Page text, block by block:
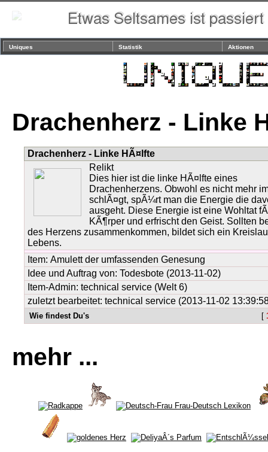
Uniques Statistik Aktionen
Drachenherz - Linke
Drachenherz - Linke HÃ¤lfte
Relikt
Dies hier ist die linke HÃ¤lfte eines
Drachenherzens. Obwohl es nicht mehr
schlÃ¤gt, spÃ¼rt man die Energie die
ausgeht. Diese Energie ist eine Wohltat
KÃ¶rper und erfrischt den Geist. Sollten
des Herzens zusammenkommen, bildet sich ein
Lebens.
Item: Amulett der umfassenden Genesung
Idee und Auftrag von: Todesbote (2013-11-02)
Item-Admin: technical service (Welt 6)
zuletzt bearbeitet: technical service (2013-11-02
Wie findest Du's [
mehr ...